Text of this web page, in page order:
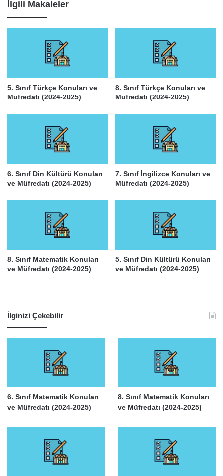
İlgili Makaleler
5. Sınıf Türkçe Konuları ve
Müfredatı (2024-2025)
8. Sınıf Türkçe Konuları ve
Müfredatı (2024-2025)
6. Sınıf Din Kültürü Konuları
ve Müfredatı (2024-2025)
7. Sınıf İngilizce Konuları ve
Müfredatı (2024-2025)
8. Sınıf Matematik Konuları
ve Müfredatı (2024-2025)
5. Sınıf Din Kültürü Konuları
ve Müfredatı (2024-2025)
İlginizi Çekebilir
6. Sınıf Matematik Konuları
ve Müfredatı (2024-2025)
8. Sınıf Matematik Konuları
ve Müfredatı (2024-2025)